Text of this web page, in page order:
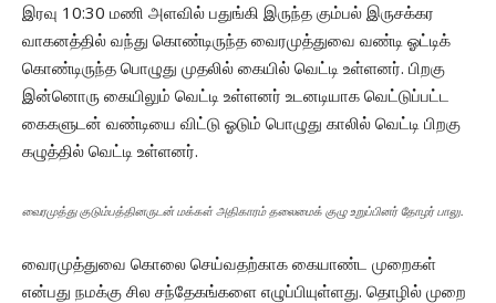
இரவு 10:30 மணி அளவில் பதுங்கி இருந்த கும்பல் இருசக்கர
வாகனத்தில் வந்து கொண்டிருந்த வைரமுத்துவை வண்டி ஓட்டிக்
கொண்டிருந்த பொழுது முதலில் கையில் வெட்டி உள்ளனர். பிறகு
இன்னொரு கையிலும் வெட்டி உள்ளனர் உடனடியாக வெட்டுப்பட்ட
கைகளுடன் வண்டியை விட்டு ஓடும் பொழுது காலில் வெட்டி பிறகு
கழுத்தில் வெட்டி உள்ளனர்.
வைரமுத்து குடும்பத்தினருடன் மக்கள் அதிகாரம் தலைமைக் குழு உறுப்பினர் தோழர் பாலு.
வைரமுத்துவை கொலை செய்வதற்காக கையாண்ட முறைகள்
என்பது நமக்கு சில சந்தேகங்களை எழுப்பியுள்ளது. தொழில் முறை